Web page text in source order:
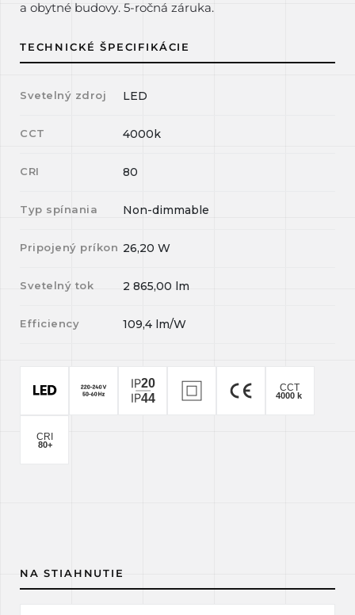
a obytné budovy. 5-ročná záruka.
TECHNICKÉ ŠPECIFIKÁCIE
Svetelný zdroj LED
CCT 4000k
CRI 80
Typ spínania Non-dimmable
Pripojený príkon 26,20 W
Svetelný tok 2 865,00 lm
Efficiency 109,4 lm/W
NA STIAHNUTIE